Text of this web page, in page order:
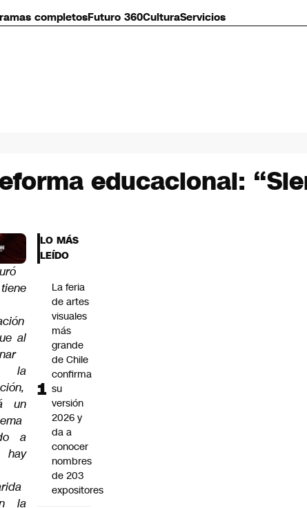
completosFuturo 360CulturaServicios
educacional:
al
la
un
a
la
LO MÁS
LEÍDO
La feria
de artes
visuales
más
grande
de Chile
confirma
su
versión
2026 y
da a
conocer
nombres
de 203
expositores